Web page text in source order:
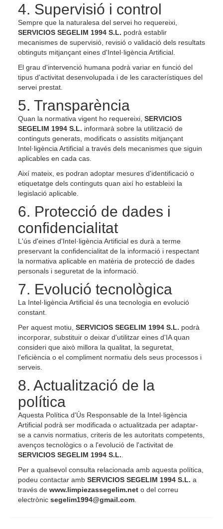
4. Supervisió i control
Sempre que la naturalesa del servei ho requereixi,
SERVICIOS SEGELIM 1994 S.L. podrà establir
mecanismes de supervisió, revisió o validació dels resultats
obtinguts mitjançant eines d'Intel·ligència Artificial.
El grau d'intervenció humana podrà variar en funció del
tipus d'activitat desenvolupada i de les característiques del
servei prestat.
5. Transparència
Quan la normativa vigent ho requereixi, SERVICIOS
SEGELIM 1994 S.L. informarà sobre la utilització de
continguts generats, modificats o assistits mitjançant
Intel·ligència Artificial a través dels mecanismes que siguin
aplicables en cada cas.
Així mateix, es podran adoptar mesures d'identificació o
etiquetatge dels continguts quan així ho estableixi la
legislació aplicable.
6. Protecció de dades i
confidencialitat
L'ús d'eines d'Intel·ligència Artificial es durà a terme
preservant la confidencialitat de la informació i respectant
la normativa aplicable en matèria de protecció de dades
personals i seguretat de la informació.
7. Evolució tecnològica
La Intel·ligència Artificial és una tecnologia en evolució
constant.
Per aquest motiu, SERVICIOS SEGELIM 1994 S.L. podrà
incorporar, substituir o deixar d'utilitzar eines d'IA quan
consideri que això millora la qualitat, la seguretat,
l'eficiència o el compliment normatiu dels seus processos i
serveis.
8. Actualització de la
política
Aquesta Política d'Ús Responsable de la Intel·ligència
Artificial podrà ser modificada o actualitzada per adaptar-
se a canvis normatius, criteris de les autoritats competents,
avenços tecnològics o a l'evolució de l'activitat de
SERVICIOS SEGELIM 1994 S.L.
Per a qualsevol consulta relacionada amb aquesta política,
podeu contactar amb SERVICIOS SEGELIM 1994 S.L. a
través de www.limpiezassegelim.net o del correu
electrònic segelim1994@gmail.com